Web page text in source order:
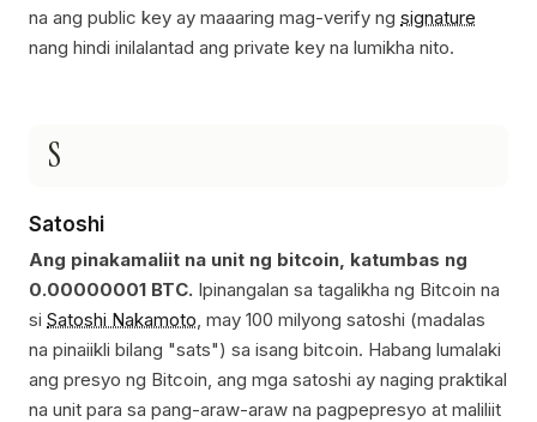
na ang public key ay maaaring mag-verify ng signature
nang hindi inilalantad ang private key na lumikha nito.
S
Satoshi
Ang pinakamaliit na unit ng bitcoin, katumbas ng
0.00000001 BTC. Ipinangalan sa tagalikha ng Bitcoin na
si Satoshi Nakamoto, may 100 milyong satoshi (madalas
na pinaiikli bilang "sats") sa isang bitcoin. Habang lumalaki
ang presyo ng Bitcoin, ang mga satoshi ay naging praktikal
na unit para sa pang-araw-araw na pagpepresyo at maliliit